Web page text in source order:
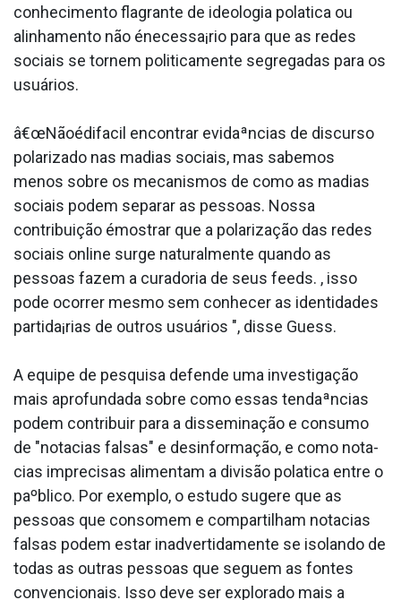
conhecimento flagrante de ideologia pola­tica ou
alinhamento não énecessa¡rio para que as redes
sociais se tornem politicamente segregadas para os
usuários.
â€œNãoédifa­cil encontrar evidaªncias de discurso
polarizado nas ma­dias sociais, mas sabemos
menos sobre os mecanismos de como as ma­dias
sociais podem separar as pessoas. Nossa
contribuição émostrar que a polarização das redes
sociais online surge naturalmente quando as
pessoas fazem a curadoria de seus feeds. , isso
pode ocorrer mesmo sem conhecer as identidades
partida¡rias de outros usuários ", disse Guess.
A equipe de pesquisa defende uma investigação
mais aprofundada sobre como essas tendaªncias
podem contribuir para a disseminação e consumo
de "nota­cias falsas" e desinformação, e como nota­
cias imprecisas alimentam a divisão pola­tica entre o
paºblico. Por exemplo, o estudo sugere que as
pessoas que consomem e compartilham nota­cias
falsas podem estar inadvertidamente se isolando de
todas as outras pessoas que seguem as fontes
convencionais. Isso deve ser explorado mais a